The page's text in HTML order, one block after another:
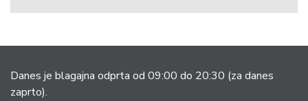
Danes je blagajna odprta od 09:00 do 20:30 (za danes
zaprto).